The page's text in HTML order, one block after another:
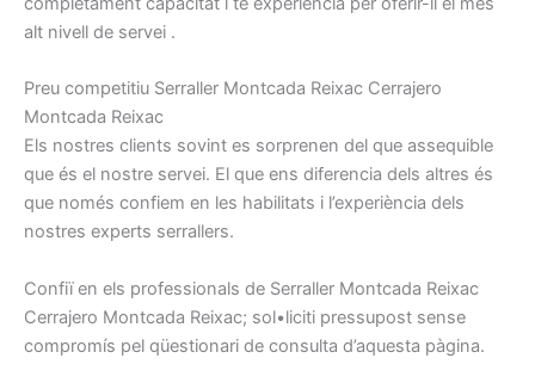
alt nivell de servei .
Preu competitiu Serraller Montcada Reixac Cerrajero
Montcada Reixac
Els nostres clients sovint es sorprenen del que assequible
que és el nostre servei. El que ens diferencia dels altres és
que només confiem en les habilitats i l’experiència dels
nostres experts serrallers.
Confiï en els professionals de Serraller Montcada Reixac
Cerrajero Montcada Reixac; sol•liciti pressupost sense
compromís pel qüestionari de consulta d’aquesta pàgina.